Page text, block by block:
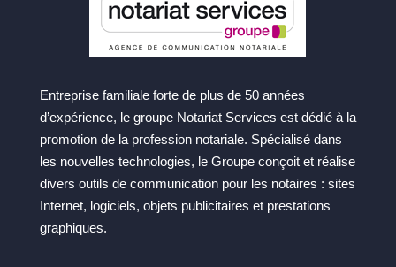
Entreprise familiale forte de plus de 50 années
d’expérience, le groupe Notariat Services est dédié à la
promotion de la profession notariale. Spécialisé dans
les nouvelles technologies, le Groupe conçoit et réalise
divers outils de communication pour les notaires : sites
Internet, logiciels, objets publicitaires et prestations
graphiques.